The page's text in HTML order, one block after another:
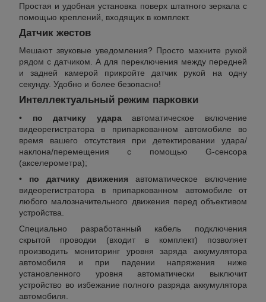
Простая и удобная установка поверх штатного зеркала с
помощью креплений, входящих в комплект.
Датчик жестов
Мешают звуковые уведомления? Просто махните рукой
рядом с датчиком. А для переключения между передней
и задней камерой прикройте датчик рукой на одну
секунду. Удобно и более безопасно!
Интеллектуальный режим парковки
• по датчику удараавтоматическое включение
видеорегистратора в припаркованном автомобиле во
время вашего отсутствия при детектировании удара/
наклона/перемещения с помощью G-сенсора
(акселерометра);
• по датчику движения автоматическое включение
видеорегистратора в припаркованном автомобиле от
любого малозначительного движения перед объективом
устройства.
Специально разработанный кабель подключения
скрытой проводки (входит в комплект) позволяет
производить мониторинг уровня заряда аккумулятора
автомобиля и при падении напряжения ниже
установленного уровня автоматически выключит
устройство во избежание полного разряда аккумулятора
автомобиля.